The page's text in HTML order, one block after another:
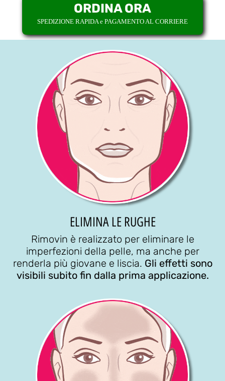
ORDINA ORA
SPEDIZIONE RAPIDA e PAGAMENTO AL CORRIERE
ELIMINA LE RUGHE
Rimovin è realizzato per eliminare le
imperfezioni della pelle, ma anche per
renderla più giovane e liscia. Gli effetti sono
visibili subito fin dalla prima applicazione.